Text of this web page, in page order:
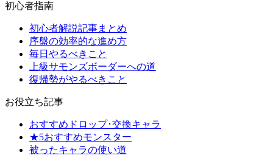
初心者指南
初心者解説記事まとめ
序盤の効率的な進め方
毎日やるべきこと
上級サモンズボーダーへの道
復帰勢がやるべきこと
お役立ち記事
おすすめドロップ･交換キャラ
★5おすすめモンスター
被ったキャラの使い道